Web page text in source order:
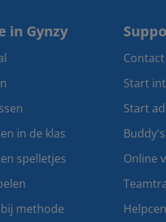
in Gynzy
in de klas
spelletjes
methode
Start
Start
Buddy's
Online